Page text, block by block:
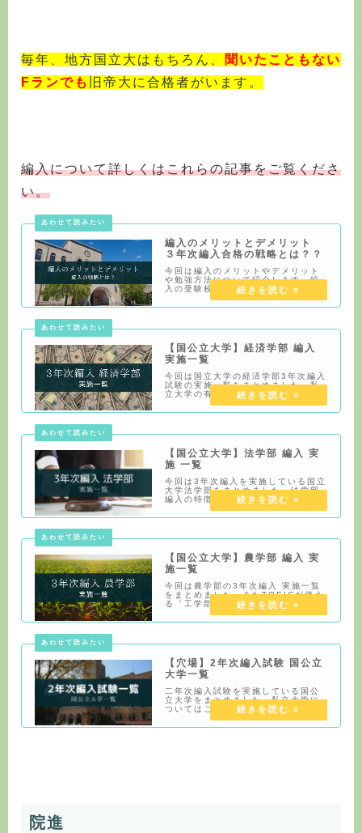
毎年、地方国立大はもちろん、
聞いたこともない
Fランでも
旧帝大に合格者がいます。
編入について詳しくはこれらの記事をご覧くださ
い。
編入のメリットとデメリット
３年次編入合格の戦略とは？？
今回は編入のメリットやデメリット
や勉強方法について紹介します。編
入の受験校については学科別にこち
らでまとめています。＜国公立編入
一覧＞ 【穴場】2年次編入試験 国公
【国公立大学】経済学部 編入
実施一覧
今回は国立大学の経済学部3年次編入
試験の実施一覧をまとめました。私
立大学の有名大学についてはこちら
の記事でまとめています。経済学部
編入の特徴入試時期は秋が多い経済
【国公立大学】法学部 編入 実
施 一覧
今回は3年次編入を実施している国立
大学法学部をまとめました。法学部
編入の特徴入試時期は秋が多い法学
部いうか文系編入はほとんどの大学
は秋に日程が組まれています。2年次
【国公立大学】農学部 編入 実
施一覧
今回は農学部の3年次編入 実施一覧
をまとめました。またTOEICが使え
る「工学部」や「理学部」などはこ
ちらの記事でまとめています。農学
部編入の特徴理転可能結論から言う
【穴場】2年次編入試験 国公立
大学一覧
二年次編入試験を実施している国公
立大学をまとめました。私立大学に
ついてはこちらの記事でまとめてい
ます。2年次編入の特徴実施している
大学が少ない実施している大学は非
院進